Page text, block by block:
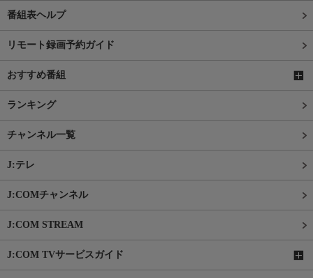
番組表ヘルプ
リモート録画予約ガイド
おすすめ番組
ランキング
チャンネル一覧
J:テレ
J:COMチャンネル
J:COM STREAM
J:COM TVサービスガイド